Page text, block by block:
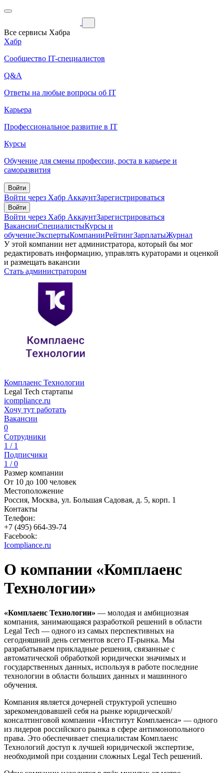
Все сервисы Хабра
Хабр
Сообщество IT-специалистов
Q&A
Ответы на любые вопросы об IT
Карьера
Профессиональное развитие в IT
Курсы
Обучение для смены профессии, роста в карьере и
саморазвития
Войти
Войти через Хабр АккаунтЗарегистрироваться
Войти
Войти через Хабр АккаунтЗарегистрироваться
ВакансииСпециалистыКурсы и
обучениеЭкспертыКомпанииРейтингЗарплатыЖурнал
У этой компании нет администратора, который бы мог
редактировать информацию, управлять кураторами и оценкой
и размещать вакансии
Стать администратором
Комплаенс Технологии
Legal Tech стартапы
icompliance.ru
Хочу тут работать
Вакансии
0
Сотрудники
1 / 1
Подписчики
1 / 0
Размер компании
От 10 до 100 человек
Местоположение
Россия, Москва, ул. Большая Садовая, д. 5, корп. 1
Контакты
Телефон:
+7 (495) 664-39-74
Facebook:
Icompliance.ru
О компании «Комплаенс
Технологии»
«Комплаенс Технологии» — молодая и амбициозная
компания, занимающаяся разработкой решений в области
Legal Tech — одного из самых перспективных на
сегодняшний день сегментов всего IT-рынка. Мы
разрабатываем прикладные решения, связанные с
автоматической обработкой юридически значимых и
государственных данных, используя в работе последние
технологии в области больших данных и машинного
обучения.
Компания является дочерней структурой успешно
зарекомендовавшей себя на рынке юридической/
консалтинговой компании «Институт Комплаенса» — одного
из лидеров российского рынка в сфере антимонопольного
права. Это обеспечивает специалистам Комплаенс
Технологий доступ к лучшей юридической экспертизе,
необходимой при создании сложных Legal Tech решений.